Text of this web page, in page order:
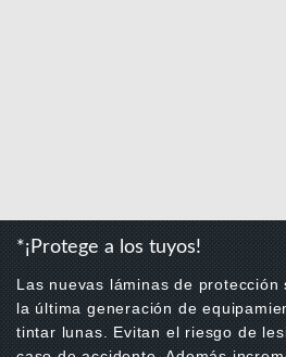
*¡Protege a los tuyos!
Las nuevas láminas de
la última generación de
tintar lunas. Evitan el riesgo de